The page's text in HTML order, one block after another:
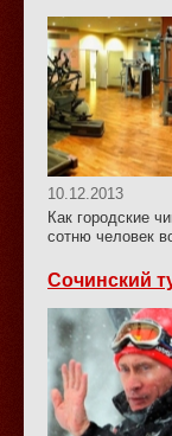
10.12.2013
Как городские
сотню человек
Сочинский